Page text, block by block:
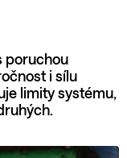
poruchou
i sílu
limity systému,